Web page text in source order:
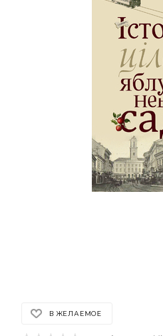
В ЖЕЛАЕМОЕ